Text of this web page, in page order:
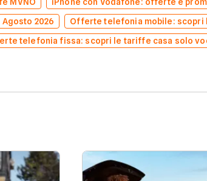
2026
Offerte telefonia mobile:
telefonia fissa: scopri le tariffe casa solo